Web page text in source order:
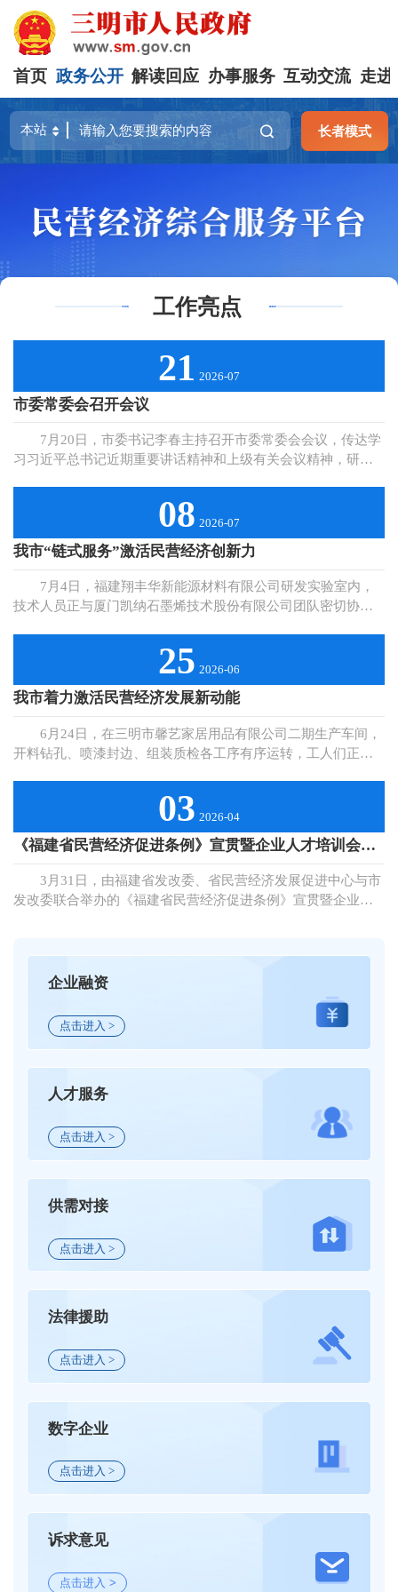
首页 政务公开 解读回应 办事服务 互动交流 走进
长者模式
工作亮点
21 2026-07
市委常委会召开会议
7月20日，市委书记李春主持召开市委常委会会议，传达学
习习近平总书记近期重要讲话精神和上级有关会议精神，研究
治理、维护安定稳定，为革命老区高质量发展赋能助力。要深
入实施“人工智能+”行动，稳妥有序推进场景应用、要素保障、
风险防控，构建特色产业生态。要准确把握禁毒工作新形势、
新任务，坚持全面预防、严厉打击、综合治理，巩固禁毒工作
向好态势。要深入实施新时代民营经济强省战略，持续打造一
流营商环境，提振民营企业发展信心。要扎实做好省运会筹备
工作，抓好工作问题和风险隐患整改清零，努力办成“简约、低
碳、精彩、安全”的盛会。要大力弘扬三明军爱民、民拥军的光
荣传统，落实好各项政策措施，巩固军政军民团结良好局面。
会议还研究了其他事项。（章 龙）
08 2026-07
我市“链式服务”激活民营经济创新力
7月4日，福建翔丰华新能源材料有限公司研发实验室内，
技术人员正与厦门凯纳石墨烯技术股份有限公司团队密切协
源联动互补。 市科技局聚焦民营企业创新发展的痛点堵
点，变“被动接单”为“主动问需”，在政策、项目、平台等方面
精准发力、全链贯通，以“链式服务”撬动“乘数效应”，切实为
活力。我市出台“科创22条”等政策，引导科技创新要素向民营
企业集聚，持续加大研发经费投入奖补等惠企政策宣传力度，
支持民营企业充分享受政策红利。截至目前，已下达民企科技
创新奖补资金5116万元；407家企业享受研发费用税前加计扣除
额11.57亿元；48家民营高新技术企业减免所得税1.67亿元。同
时，引导金融机构加大对科技型企业信贷倾斜力度，以金融“活
元。 梯次培育，突出民企主体地位。我市构建完善“科技型
中小企业—高新技术企业—科技领军企业”梯度培育路径。全市
立企业主导产业研发新机制，鼓励民企牵头和参与“揭榜挂
帅”科研攻关、重点科研项目，助力突破产业关键核心技术瓶
颈，部分项目实现国内技术“从0到1”突破，填补行业空白。
构建平台，助力民企创新降本增效。我市鼓励支持民营企
业集聚科研场地等要素，引导其参与科技创新平台共建共享、
心19家，占全市总数的65.62%；省、市级新型研发机构9家，
占全市总数的40.91%，实现联合布局研发项目、开展技术攻关
和引育科技人才。一年多来，已服务民营企业352家，获授权专
利59项，制订修订行业标准20项，实施科技项目87项，推动39
项成果落地转化。 引才引智，推动产学研深度融合。我市
民营企业开展合作。从三明学院等多所高校遴选46名博士“一对
一”服务全市43家民营企业发展，为民营企业创新发展注入强劲
智力支撑。（徐尔文 明小科）
25 2026-06
我市着力激活民营经济发展新动能
6月24日，在三明市馨艺家居用品有限公司二期生产车间，
开料钻孔、喷漆封边、组装质检各工序有序运转，工人们正全
三胺设备、UV涂装机等高端全自动智能化生产设备，依托紫外
线干燥、环保免漆两大新工艺，整体生产效率较改造前提升约
30%。”公司业务专员曹丽萤介绍。 作为沙县区轻工制造、
外贸出口领域的骨干民营企业，三明市馨艺家居用品有限公司
生产项目总投资1.56亿元，占地面积4万平方米。近年来，企业
深耕小型板式家具细分赛道，全力推进生产线智能化、数字化
是高质量发展的重要基础，项目是民营经济发展的核心载体。
今年以来，我市紧扣“454”现代化产业体系建设目标，立足钢铁
与装备制造、新材料、生物医药等主导产业优势，以实干担当
破解发展难题，以精准服务激活发展活力，全力推动民营经济
提质增效、行稳致远。 精绘产业蓝图，靶向施策拓空间。
我市坚持全局思维，系统梳理产业链条，深入排查短板弱项，
动态更新“产业招商地图”，构建方向清晰、重点突出、匹配度
高的产业招商体系。围绕钢铁与装备制造、生物医药、石墨和
石墨烯、氟新材料及高端纺织5条特色产业链、10个重点招商方
向，精准对接产业发展需求，为民营经济发展拓宽赛道、积蓄
势能。 凝聚明商力量，亲情招商引活水。依托明商返乡过
节契机，我市市县两级联动开展亲情招商、新春座谈会等对接
活动22场。工作人员主动登门拜访、座谈交流，详细推介三明
投资环境、产业政策和发展机遇，广泛收集招商线索，鼓励明
商回乡投资创业、引荐优质项目。成功引进中科希弗高比能氟
强集群。紧扣全市特色产业链“揭榜挂帅”专项行动，我市立足
各县域资源禀赋、产业基础和发展阶段，精准锚定招商重点。
主动对接上海垣信、清华深研院、宁德时代等龙头企业和科研
机构，靶向谋划新能源汽车轻量化零部件、甲烷氯化物原材料
协同发展，不断提升产业集群竞争力。 强化协同联动，凝
聚合力优服务。我市强化跨部门横向协同，市和县（区）园区
纵向联动，联动发改、商务等职能部门，依托全市智能招商数
字化平台，搭建一体化标准化招商工作机制，规避区域同质化
招商、无序竞争问题。今年以来，全市累计归集、发布优质招
商线索30余条，结合企业发展诉求、属地产业规划、园区承载
能力，精准匹配推送招商资源，高效赋能项目对接落地，构建
起上下贯通、左右协同、高效闭环的全域招商工作格局。（朱
丹宇 许琰 李仁宇）
03 2026-04
《福建省民营经济促进条例》宣贯暨企业人才培训会在三明举办
3月31日，由福建省发改委、省民营经济发展促进中心与市
发改委联合举办的《福建省民营经济促进条例》宣贯暨企业人
齐聚一堂，以法治护航、人才赋能双轮驱动，助力三明民营经
济高质量发展。 会上，省发改委、省人社厅相关同志分别
系统解读《福建省民营经济促进条例》核心内容、配套措施，
以及人才培育与就业扶持等政策，为企业纾困、破解用工难题
提供指引；7家高校及8所技术学院代表介绍学科建设、校企合
匹配人才供需、打通产学研用合作“最后一公里”。会后，院校
代表前往三明重点民营企业实地调研，深入了解企业人才诉求
并开展对接。此次人才对接活动，30余家企业与高校（技工学
校）达成人才招引意向近200人次，为三明民营经济高质量发展
经济综合服务平台等方式，精准对接企业需求、破解发展瓶
颈，为企业纾困解难，不断激发民营经济市场活力，为本地民
营企业发展保驾护航、赋能增效。（刘岩松 通讯员 林晨静）
企业融资
点击进入 >
人才服务
点击进入 >
供需对接
点击进入 >
法律援助
点击进入 >
数字企业
点击进入 >
诉求意见
点击进入 >